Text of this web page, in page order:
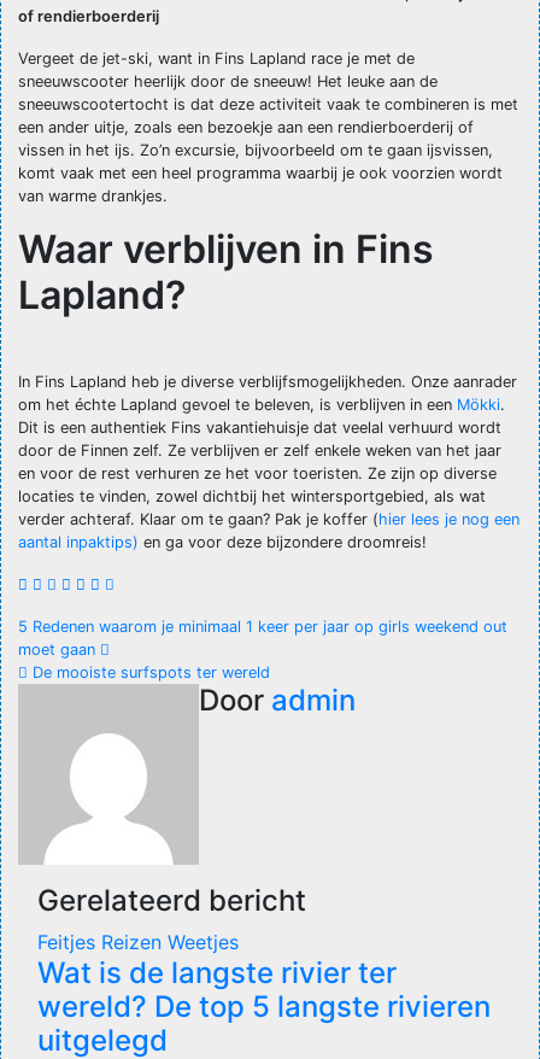
of rendierboerderij
Vergeet de jet-ski, want in Fins Lapland race je met de
sneeuwscooter heerlijk door de sneeuw! Het leuke aan de
sneeuwscootertocht is dat deze activiteit vaak te combineren is met
een ander uitje, zoals een bezoekje aan een rendierboerderij of
vissen in het ijs. Zo’n excursie, bijvoorbeeld om te gaan ijsvissen,
komt vaak met een heel programma waarbij je ook voorzien wordt
van warme drankjes.
Waar verblijven in Fins
Lapland?
In Fins Lapland heb je diverse verblijfsmogelijkheden. Onze aanrader
om het échte Lapland gevoel te beleven, is verblijven in een Mökki.
Dit is een authentiek Fins vakantiehuisje dat veelal verhuurd wordt
door de Finnen zelf. Ze verblijven er zelf enkele weken van het jaar
en voor de rest verhuren ze het voor toeristen. Ze zijn op diverse
locaties te vinden, zowel dichtbij het wintersportgebied, als wat
verder achteraf. Klaar om te gaan? Pak je koffer (hier lees je nog een
aantal inpaktips) en ga voor deze bijzondere droomreis!
Bericht
navigatie
5 Redenen waarom je minimaal 1 keer per jaar op girls weekend out
moet gaan
De mooiste surfspots ter wereld
Door admin
Gerelateerd bericht
Feitjes Reizen Weetjes
Wat is de langste rivier ter
wereld? De top 5 langste rivieren
uitgelegd